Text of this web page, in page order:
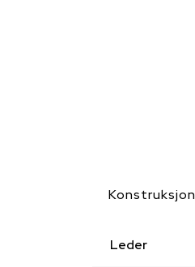
Konstruksjon
Leder